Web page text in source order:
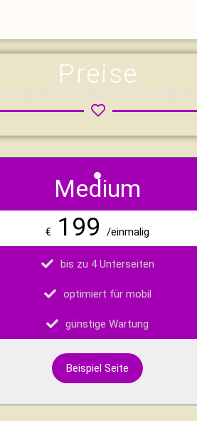
Preise
Medium
€ 199/einmalig
bis zu 4 Unterseiten
optimiert für mobil
günstige Wartung
Beispiel Seite